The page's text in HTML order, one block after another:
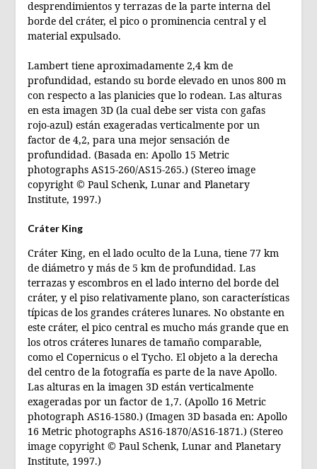
desprendimientos y terrazas de la parte interna del
borde del cráter, el pico o prominencia central y el
material expulsado.
Lambert tiene aproximadamente 2,4 km de
profundidad, estando su borde elevado en unos 800 m
con respecto a las planicies que lo rodean. Las alturas
en esta imagen 3D (la cual debe ser vista con gafas
rojo-azul) están exageradas verticalmente por un
factor de 4,2, para una mejor sensación de
profundidad. (Basada en: Apollo 15 Metric
photographs AS15-260/AS15-265.) (Stereo image
copyright © Paul Schenk, Lunar and Planetary
Institute, 1997.)
Cráter King
Cráter King, en el lado oculto de la Luna, tiene 77 km
de diámetro y más de 5 km de profundidad. Las
terrazas y escombros en el lado interno del borde del
cráter, y el piso relativamente plano, son características
típicas de los grandes cráteres lunares. No obstante en
este cráter, el pico central es mucho más grande que en
los otros cráteres lunares de tamaño comparable,
como el Copernicus o el Tycho. El objeto a la derecha
del centro de la fotografía es parte de la nave Apollo.
Las alturas en la imagen 3D están verticalmente
exageradas por un factor de 1,7. (Apollo 16 Metric
photograph AS16-1580.) (Imagen 3D basada en: Apollo
16 Metric photographs AS16-1870/AS16-1871.) (Stereo
image copyright © Paul Schenk, Lunar and Planetary
Institute, 1997.)